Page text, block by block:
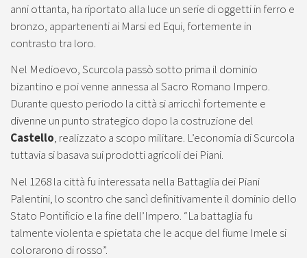
anni ottanta, ha riportato alla luce un serie di oggetti in ferro e
bronzo, appartenenti ai Marsi ed Equi, fortemente in
contrasto tra loro.
Nel Medioevo, Scurcola passò sotto prima il dominio
bizantino e poi venne annessa al Sacro Romano Impero.
Durante questo periodo la città si arricchì fortemente e
divenne un punto strategico dopo la costruzione del
Castello, realizzato a scopo militare. L’economia di Scurcola
tuttavia si basava sui prodotti agricoli dei Piani.
Nel 1268 la città fu interessata nella Battaglia dei Piani
Palentini, lo scontro che sancì definitivamente il dominio dello
Stato Pontificio e la fine dell’Impero. “La battaglia fu
talmente violenta e spietata che le acque del fiume Imele si
colorarono di rosso”.